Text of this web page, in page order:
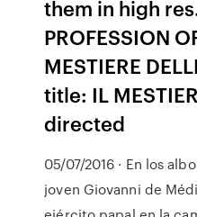
them in high
PROFESSION
MESTIERE
title: IL
directed
05/07/2016 · En los
joven Giovanni de